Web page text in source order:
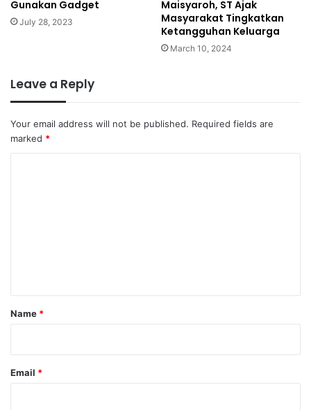
Gunakan Gadget
July 28, 2023
Maisyaroh, ST Ajak
Masyarakat Tingkatkan
Ketangguhan Keluarga
March 10, 2024
Leave a Reply
Your email address will not be published. Required fields are
marked *
*
Name *
Email *